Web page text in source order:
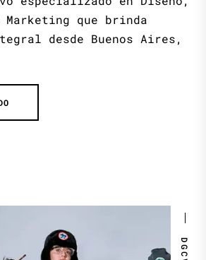
Marketing que brinda
desde Buenos Aires,